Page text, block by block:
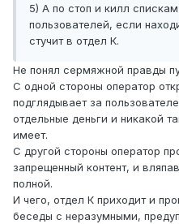
5) А по стоп и килл
пользователей, если
стучит в отдел К.
Не понял сермяжной правды
С одной стороны оператор
подглядывает за
отдельные деньги и никакой
имеет.
С другой стороны оператор
запрещенный контент, и
полной.
И чего, отдел К приходит и
беседы с неразумными,